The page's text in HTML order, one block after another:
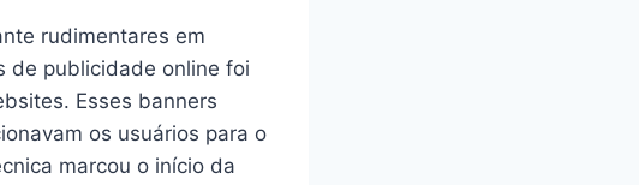
rudimentares em
de publicidade online foi
Esses banners
os usuários para o
marcou o início da